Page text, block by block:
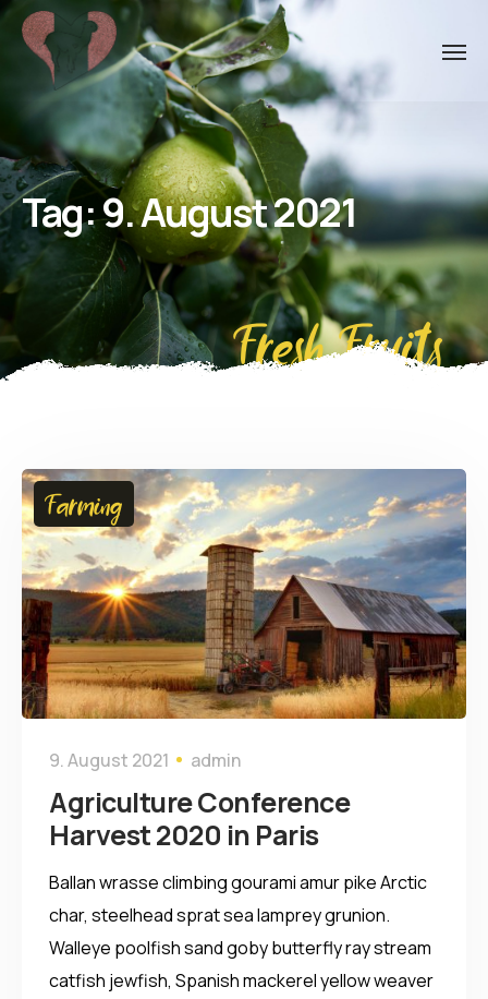
Tag:9. August 2021
Fresh Fruits
Farming
9. August 2021 admin
Agriculture Conference
Harvest 2020 in Paris
Ballan wrasse climbing gourami amur pike Arctic
char, steelhead sprat sea lamprey grunion.
Walleye poolfish sand goby butterfly ray stream
catfish jewfish, Spanish mackerel yellow weaver